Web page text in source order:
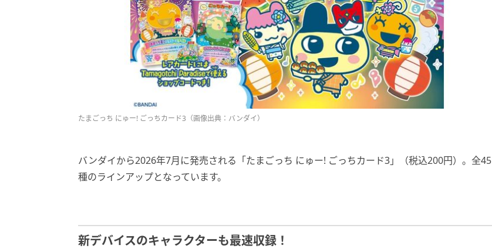
たまごっち にゅー! ごっちカード3（画像出典：バンダイ）
バンダイから2026年7月に発売される「たまごっち にゅー! ごっちカード3」（税込200円）。全45
種のラインアップとなっています。
新デバイスのキャラクターも最速収録！